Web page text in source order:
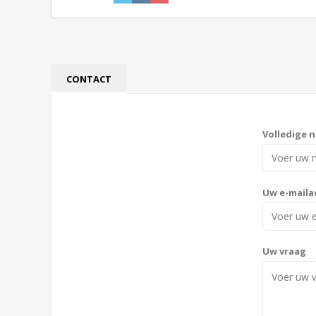
CONTACT
Volledige
Uw e-
Uw vraag